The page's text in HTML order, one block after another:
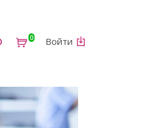
Войти
0